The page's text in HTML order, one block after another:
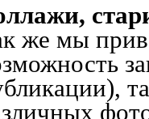
же мы